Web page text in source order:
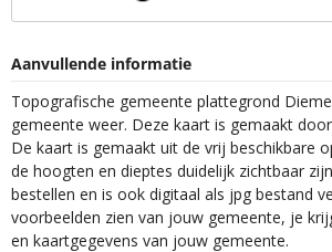
Aanvullende informatie
Topografische gemeente plattegrond
gemeente weer. Deze kaart is gemaakt
De kaart is gemaakt uit de vrij beschikbare
de hoogten en dieptes duidelijk zichtbaar
bestellen en is ook digitaal als jpg bestand
voorbeelden zien van jouw gemeente, je
en kaartgegevens van jouw gemeente.